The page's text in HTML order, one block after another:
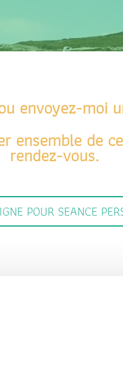
envoyez-moi
ensemble de
rendez-vous.
POUR SEANCE